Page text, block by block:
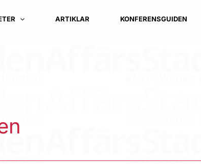
ARTIKLAR KONFERENSGUIDEN